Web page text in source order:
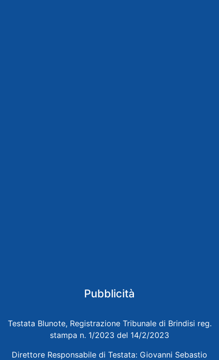
Pubblicità
Testata Blunote, Registrazione Tribunale di Brindisi reg.
stampa n. 1/2023 del 14/2/2023
Direttore Responsabile di Testata: Giovanni Sebastio